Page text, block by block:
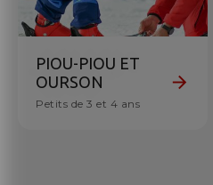
PIOU-PIOU ET
OURSON
Petits de 3 et 4 ans